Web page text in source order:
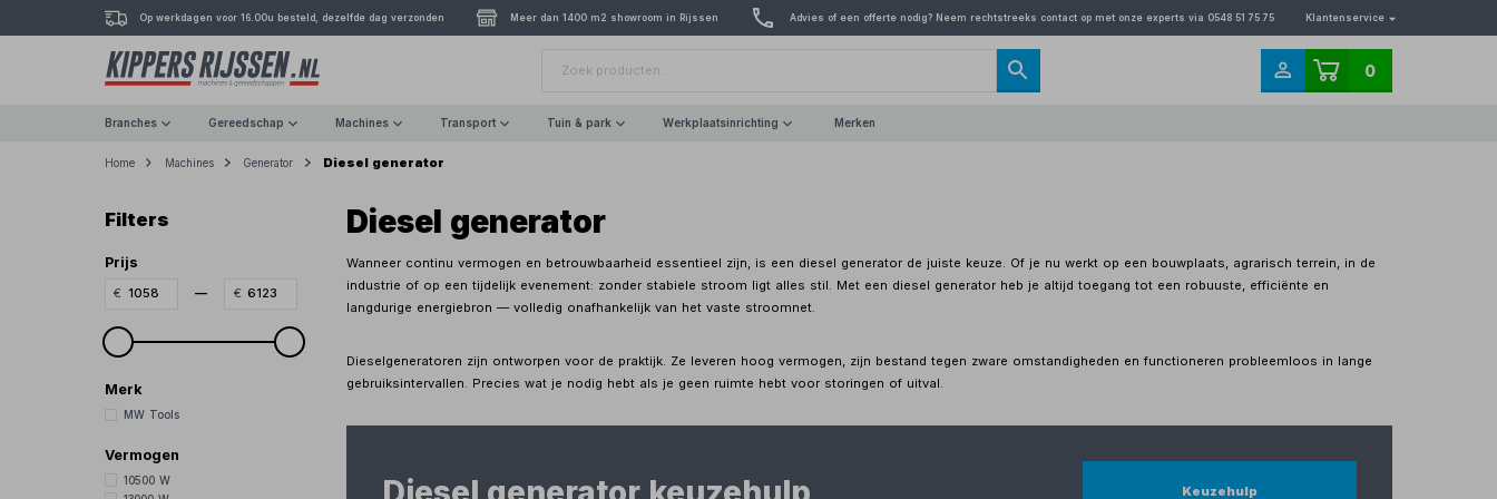
Op werkdagen voor 16.00u besteld, dezelfde dag verzonden Meer dan 1400 m2 showroom in Rijssen Advies of een offerte nodig? Neem rechtstreeks contact op met onze experts via 0548 51 75 75 Klantenservice
0
Branches Gereedschap Machines Transport Tuin & park Werkplaatsinrichting Merken
Home Machines Generator Diesel generator
Filters
Prijs
—
Merk
MW Tools
Vermogen
10500 W
Diesel generator
Wanneer continu vermogen en betrouwbaarheid essentieel zijn, is een diesel generator de juiste keuze. Of je nu werkt op een bouwplaats, agrarisch terrein, in de
industrie of op een tijdelijk evenement: zonder stabiele stroom ligt alles stil. Met een diesel generator heb je altijd toegang tot een robuuste, efficiënte en
langdurige energiebron — volledig onafhankelijk van het vaste stroomnet.
Dieselgeneratoren zijn ontworpen voor de praktijk. Ze leveren hoog vermogen, zijn bestand tegen zware omstandigheden en functioneren probleemloos in lange
gebruiksintervallen. Precies wat je nodig hebt als je geen ruimte hebt voor storingen of uitval.
Keuzehulp